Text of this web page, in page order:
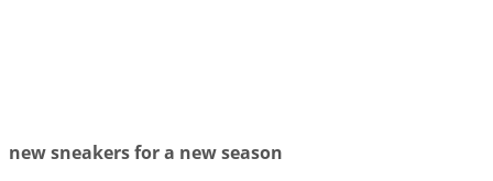
new sneakers for a new season